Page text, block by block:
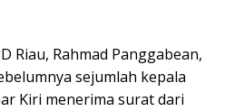
Riau, Rahmad Panggabean,
sejumlah kepala
Kiri menerima surat dari